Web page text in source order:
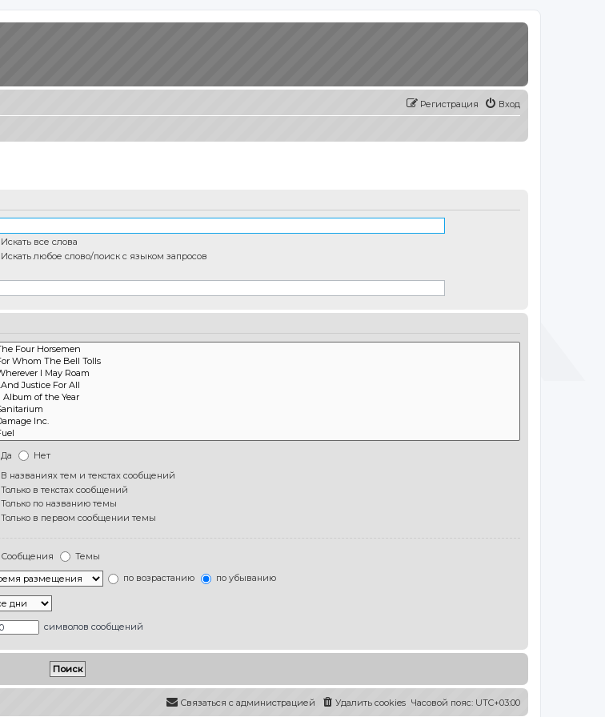
Вход
Регистрация
Искать все слова
Искать любое слово/поиск с языком запросов
Да
Нет
В названиях тем и текстах сообщений
Только в текстах сообщений
Только по названию темы
Только в первом сообщении темы
Сообщения
Темы
по возрастанию по убыванию
символов сообщений
Часовой пояс: UTC+03:00
Удалить cookies
Связаться с администрацией